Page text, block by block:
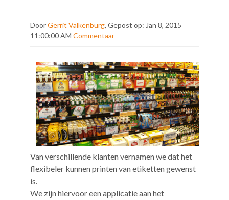
DoorGerrit Valkenburg, Gepost op: Jan 8, 2015
11:00:00 AM Commentaar
Van verschillende klanten vernamen we dat het
flexibeler kunnen printen van etiketten gewenst
is.
We zijn hiervoor een applicatie aan het